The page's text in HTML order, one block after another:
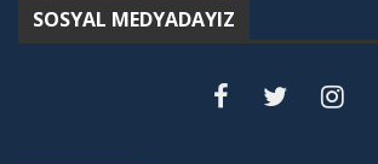
SOSYAL MEDYADAYIZ